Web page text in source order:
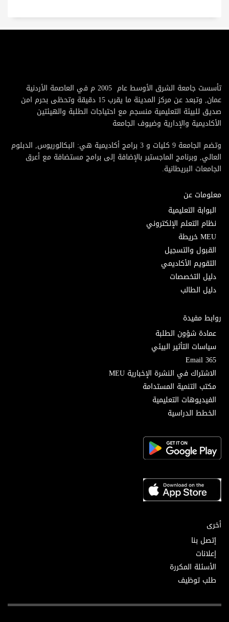
تأسست جامعة الشرق الأوسط عام 2005 م في العاصمة الأردنية
عمان, وتبعد عن مركز المدينة ما يقرب 15 دقيقة وتحظى بحرم امن
صديق للبيئة التعليمية منسجم مع احتياجات الطلبة والهيئتين
الأكاديمية والإدارية وضيوف الجامعة
وتضم الجامعة 9 كليات و 3 برامج أكاديمية هي: البكالوريوس, الدبلوم
العالي, وبرنامج الماجستير بالإضافة إلى برامج مستضافة مع أعرق
الجامعات البريطانية.
معلومات عن
البوابة التعليمية
نظام التعلم الإلكتروني
MEU خريطة
القبول والتسجيل
التقويم الأكاديمي
دليل التخصصات
دليل الطالب
روابط مفيدة
عمادة شؤون الطلبة
سياسات التأثير البيئي
Email 365
الاشتراك في النشرة الإخبارية MEU
مكتب التنمية المستدامة
الفيديوهات التعليمية
الخطط الدراسية
أخرى
إتصل بنا
إعلانات
الأسئلة المكررة
طلب توظيف